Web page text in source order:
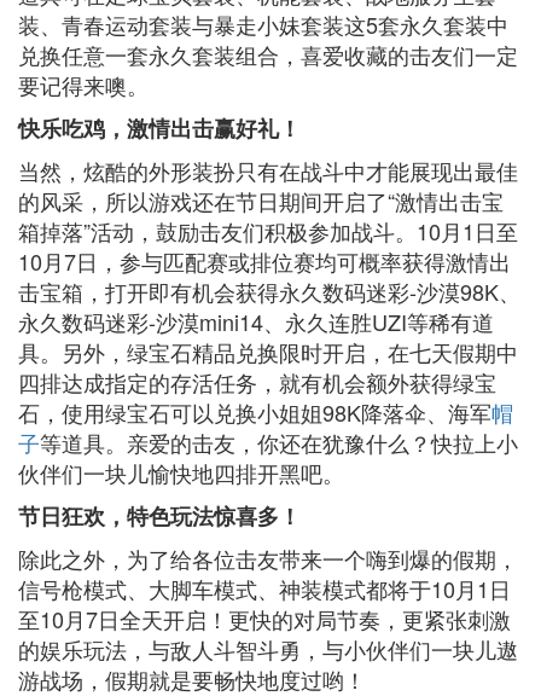
装、青春运动套装与暴走小妹套装这5套永久套装中
兑换任意一套永久套装组合，喜爱收藏的击友们一定
要记得来噢。
快乐吃鸡，激情出击赢好礼！
当然，炫酷的外形装扮只有在战斗中才能展现出最佳
的风采，所以游戏还在节日期间开启了“激情出击宝
箱掉落”活动，鼓励击友们积极参加战斗。10月1日至
10月7日，参与匹配赛或排位赛均可概率获得激情出
击宝箱，打开即有机会获得永久数码迷彩-沙漠98K、
永久数码迷彩-沙漠mini14、永久连胜UZI等稀有道
具。另外，绿宝石精品兑换限时开启，在七天假期中
四排达成指定的存活任务，就有机会额外获得绿宝
石，使用绿宝石可以兑换小姐姐98K降落伞、海军帽
子等道具。亲爱的击友，你还在犹豫什么？快拉上小
伙伴们一块儿愉快地四排开黑吧。
节日狂欢，特色玩法惊喜多！
除此之外，为了给各位击友带来一个嗨到爆的假期，
信号枪模式、大脚车模式、神装模式都将于10月1日
至10月7日全天开启！更快的对局节奏，更紧张刺激
的娱乐玩法，与敌人斗智斗勇，与小伙伴们一块儿遨
游战场，假期就是要畅快地度过哟！